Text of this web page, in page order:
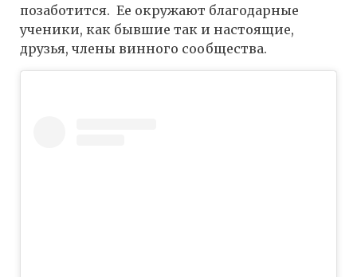
позаботится. Ее окружают благодарные
ученики, как бывшие так и настоящие,
друзья, члены винного сообщества.